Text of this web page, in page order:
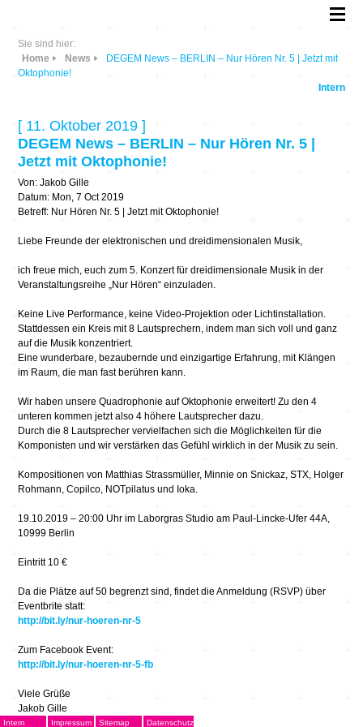
Sie sind hier:
Home
News
DEGEM News – BERLIN – Nur Hören Nr. 5 | Jetzt mit
Oktophonie!
Intern
[ 11. Oktober 2019 ]
DEGEM News – BERLIN – Nur Hören Nr. 5 |
Jetzt mit Oktophonie!
Von: Jakob Gille
Datum: Mon, 7 Oct 2019
Betreff: Nur Hören Nr. 5 | Jetzt mit Oktophonie!
Liebe Freunde der elektronischen und dreidimensionalen Musik,
ich freue mich, euch zum 5. Konzert für dreidimensionale Musik in der
Veranstaltungsreihe „Nur Hören“ einzuladen.
Keine Live Performance, keine Video-Projektion oder Lichtinstallation.
Stattdessen ein Kreis mit 8 Lautsprechern, indem man sich voll und ganz
auf die Musik konzentriert.
Eine wunderbare, bezaubernde und einzigartige Erfahrung, mit Klängen
im Raum, die man fast berühren kann.
Wir haben unsere Quadrophonie auf Oktophonie erweitert! Zu den 4
unteren kommen jetzt also 4 höhere Lautsprecher dazu.
Durch die 8 Lautsprecher vervielfachen sich die Möglichkeiten für die
Komponisten und wir verstärken das Gefühl wirklich in der Musik zu sein.
Kompositionen von Matthias Strassmüller, Minnie on Snickaz, STX, Holger
Rohmann, Copilco, NOTpilatus und Ioka.
19.10.2019 – 20:00 Uhr im Laborgras Studio am Paul-Lincke-Ufer 44A,
10999 Berlin
Eintritt 10 €
Da die Plätze auf 50 begrenzt sind, findet die Anmeldung (RSVP) über
Eventbrite statt:
http://bit.ly/nur-hoeren-nr-5
Zum Facebook Event:
http://bit.ly/nur-hoeren-nr-5-fb
Viele Grüße
Jakob Gille
Intern Impressum Sitemap Datenschutz